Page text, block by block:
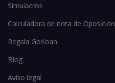
Simulacros
Calculadora de nota de Oposición
Regala GoKoan
Blog
Aviso legal